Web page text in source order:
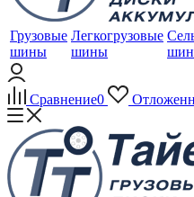
Грузовые
шины
Легкогрузовые
шины
Сравнение0